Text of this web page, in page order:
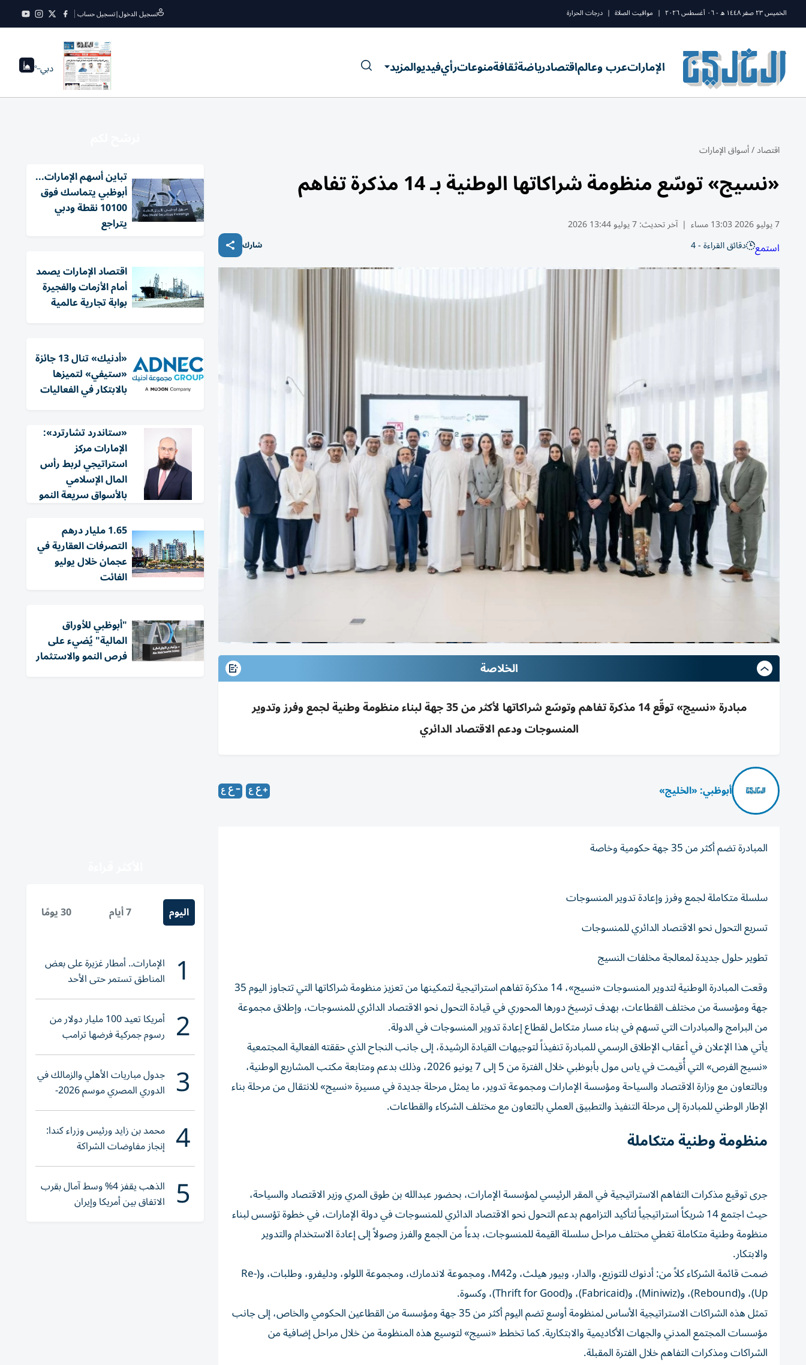
الخميس ٢٣ صفر ١٤٤٨ ه - ٠٦ أغسطس ٢٠٢٦ | مواقيت الصلاة | درجات الحرارة تسجيل الدخول|تسجيل حساب
الإماراتعرب وعالماقتصادرياضةثقافةمنوعاترأيفيديوالمزيد دبي--°
اقتصاد/أسواق الإمارات
«نسيج» توسّع منظومة شراكاتها الوطنية بـ 14 مذكرة تفاهم
7 يوليو 2026 13:03 مساء | آخر تحديث:7 يوليو 13:44 2026
استمع دقائق القراءة - 4 شارك
الخلاصة
مبادرة «نسيج» توقّع 14 مذكرة تفاهم وتوسّع شراكاتها لأكثر من 35 جهة لبناء منظومة وطنية لجمع وفرز وتدوير
المنسوجات ودعم الاقتصاد الدائري
أبوظبي: «الخليج»
المبادرة تضم أكثر من 35 جهة حكومية وخاصة
سلسلة متكاملة لجمع وفرز وإعادة تدوير المنسوجات
تسريع التحول نحو الاقتصاد الدائري للمنسوجات
تطوير حلول جديدة لمعالجة مخلفات النسيج
وقعت المبادرة الوطنية لتدوير المنسوجات «نسيج»، 14 مذكرة تفاهم استراتيجية لتمكينها من تعزيز منظومة شراكاتها التي تتجاوز اليوم 35
جهة ومؤسسة من مختلف القطاعات، بهدف ترسيخ دورها المحوري في قيادة التحول نحو الاقتصاد الدائري للمنسوجات، وإطلاق مجموعة
من البرامج والمبادرات التي تسهم في بناء مسار متكامل لقطاع إعادة تدوير المنسوجات في الدولة.
يأتي هذا الإعلان في أعقاب الإطلاق الرسمي للمبادرة تنفيذاً لتوجيهات القيادة الرشيدة، إلى جانب النجاح الذي حققته الفعالية المجتمعية
«نسيج الفرص» التي أُقيمت في ياس مول بأبوظبي خلال الفترة من 5 إلى 7 يونيو 2026، وذلك بدعم ومتابعة مكتب المشاريع الوطنية،
وبالتعاون مع وزارة الاقتصاد والسياحة ومؤسسة الإمارات ومجموعة تدوير، ما يمثل مرحلة جديدة في مسيرة «نسيج» للانتقال من مرحلة بناء
الإطار الوطني للمبادرة إلى مرحلة التنفيذ والتطبيق العملي بالتعاون مع مختلف الشركاء والقطاعات.
منظومة وطنية متكاملة
جرى توقيع مذكرات التفاهم الاستراتيجية في المقر الرئيسي لمؤسسة الإمارات، بحضور عبدالله بن طوق المري وزير الاقتصاد والسياحة،
حيث اجتمع 14 شريكاً استراتيجياً لتأكيد التزامهم بدعم التحول نحو الاقتصاد الدائري للمنسوجات في دولة الإمارات، في خطوة تؤسس لبناء
منظومة وطنية متكاملة تغطي مختلف مراحل سلسلة القيمة للمنسوجات، بدءاً من الجمع والفرز وصولاً إلى إعادة الاستخدام والتدوير
والابتكار.
ضمت قائمة الشركاء كلاً من: أدنوك للتوزيع، والدار، وبيور هيلث، وM42، ومجموعة لاندمارك، ومجموعة اللولو، ودليفرو، وطلبات، و(Re-
Up)، و(Rebound)، و(Miniwiz)، و(Fabricaid)، و(Thrift for Good)، وكسوة.
تمثل هذه الشراكات الاستراتيجية الأساس لمنظومة أوسع تضم اليوم أكثر من 35 جهة ومؤسسة من القطاعين الحكومي والخاص، إلى جانب
مؤسسات المجتمع المدني والجهات الأكاديمية والابتكارية. كما تخطط «نسيج» لتوسيع هذه المنظومة من خلال مراحل إضافية من
الشراكات ومذكرات التفاهم خلال الفترة المقبلة.
تباين أسهم الإمارات...
أبوظبي يتماسك فوق
10100 نقطة ودبي
يتراجع
اقتصاد الإمارات يصمد
أمام الأزمات والفجيرة
بوابة تجارية عالمية
«أدنيك» تنال 13 جائزة
«ستيفي» لتميزها
بالابتكار في الفعاليات
«ستاندرد تشارترد»:
الإمارات مركز
استراتيجي لربط رأس
المال الإسلامي
بالأسواق سريعة النمو
1.65 مليار درهم
التصرفات العقارية في
عجمان خلال يوليو
الفائت
"أبوظبي للأوراق
المالية" يُضيء على
فرص النمو والاستثمار
اليوم 7 أيام 30 يومًا
1 الإمارات.. أمطار غزيرة على بعض
المناطق تستمر حتى الأحد
2 أمريكا تعيد 100 مليار دولار من
رسوم جمركية فرضها ترامب
3 جدول مباريات الأهلي والزمالك في
الدوري المصري موسم 2026-
2027
4 محمد بن زايد ورئيس وزراء كندا:
إنجاز مفاوضات الشراكة
الاقتصادية في وقت قياسي
5 الذهب يقفز 4% وسط آمال بقرب
الاتفاق بين أمريكا وإيران